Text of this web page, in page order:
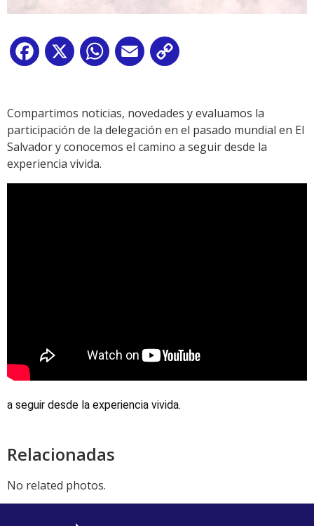
Facebook
X WhatsApp
Email
Compartimos noticias, novedades y evaluamos la
participación de la delegación en el pasado mundial en El
Salvador y conocemos el camino a seguir desde la
experiencia vivida.
a seguir desde la experiencia vivida.
Relacionadas
No related photos.